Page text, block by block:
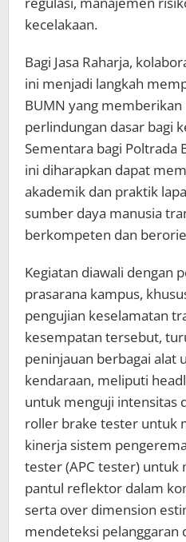
kecelakaan.
Bagi Jasa Raharja,
ini menjadi langkah
BUMN yang memberikan
perlindungan dasar bagi
Sementara bagi Poltrada
ini diharapkan dapat
akademik dan praktik
sumber daya manusia
berkompeten dan
Kegiatan diawali dengan
prasarana kampus,
pengujian keselamatan
kesempatan tersebut,
peninjauan berbagai alat
kendaraan, meliputi
untuk menguji intensitas
roller brake tester untuk
kinerja sistem
tester (APC tester) untuk
pantul reflektor dalam
serta over dimension
mendeteksi pelanggaran